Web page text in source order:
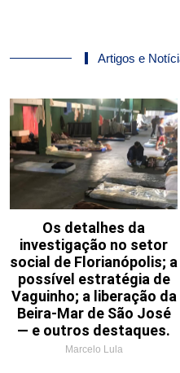
Artigos e
Os detalhes da
investigação no setor
social de Florianópolis; a
possível estratégia de
Vaguinho; a liberação da
Beira-Mar de São José
— e outros destaques.
Marcelo Lula